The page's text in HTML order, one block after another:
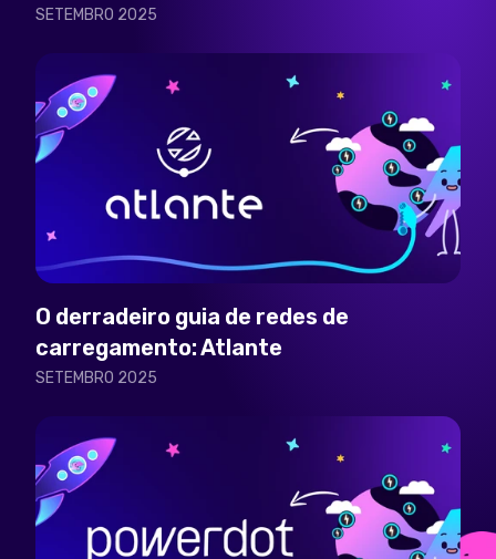
SETEMBRO 2025
O derradeiro guia de redes de
carregamento: Atlante
SETEMBRO 2025